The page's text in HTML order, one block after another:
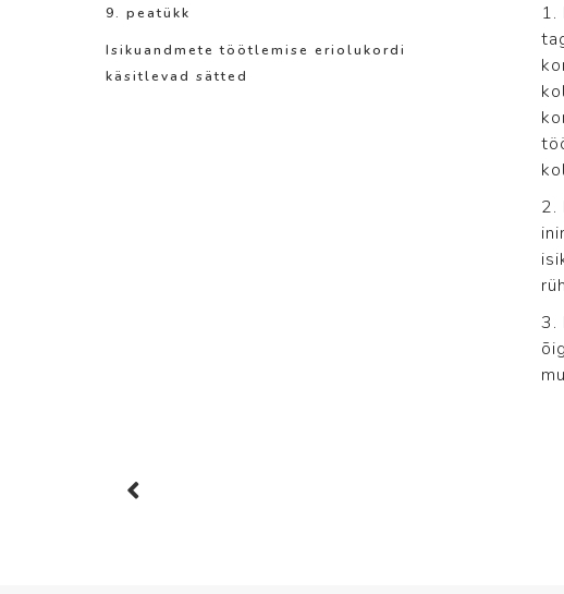
9. peatükk
Isikuandmete töötlemise eriolukordi
käsitlevad sätted
1.
2.
3.